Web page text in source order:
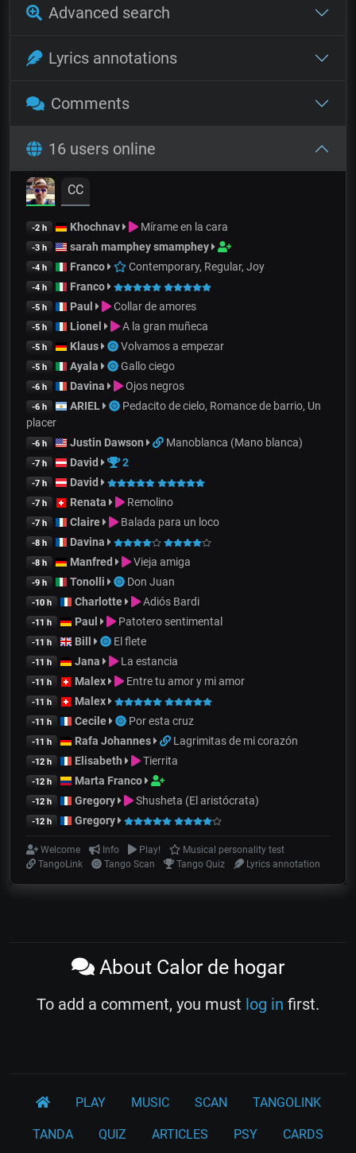
Advanced search
Lyrics annotations
Comments
16 users online
CC
-2 h Khochnav Mírame en la cara
-3 h sarah mamphey smamphey
-4 h Franco Contemporary, Regular, Joy
-4 h Franco
-5 h Paul Collar de amores
-5 h Lionel A la gran muñeca
-5 h Klaus Volvamos a empezar
-5 h Ayala Gallo ciego
-6 h Davina Ojos negros
-6 h ARIEL
Pedacito de cielo, Romance de barrio, Un
placer
-6 h Justin Dawson Manoblanca (Mano blanca)
-7 h David 2
-7 h David
-7 h Renata Remolino
-7 h Claire Balada para un loco
-8 h Davina
-8 h Manfred Vieja amiga
-9 h Tonolli Don Juan
-10 h Charlotte Adiós Bardi
-11 h Paul Patotero sentimental
-11 h Bill El flete
-11 h Jana La estancia
-11 h Malex Entre tu amor y mi amor
-11 h Malex
-11 h Cecile Por esta cruz
-11 h Rafa Johannes Lagrimitas de mi corazón
-12 h Elisabeth Tierrita
-12 h Marta Franco
-12 h Gregory Shusheta (El aristócrata)
-12 h Gregory
Welcome Info Play!
Musical personality test
TangoLink
Tango Scan Tango Quiz Lyrics annotation
About Calor de hogar
To add a comment, you must log in first.
PLAY MUSIC SCAN TANGOLINK
TANDA QUIZ ARTICLES PSY CARDS